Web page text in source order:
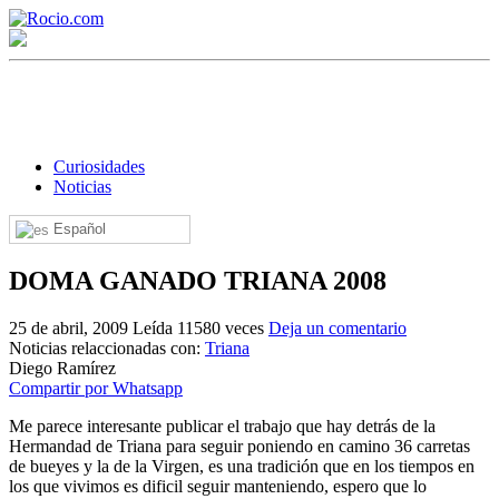
Curiosidades
Noticias
Español
DOMA GANADO TRIANA 2008
25 de abril, 2009 Leída 11580 veces Deja un comentario
Noticias relaccionadas con: Triana
Diego Ramírez
Compartir por Whatsapp
Me parece interesante publicar el trabajo que hay detrás de la
Hermandad de Triana para seguir poniendo en camino 36 carretas
de bueyes y la de la Virgen, es una tradición que en los tiempos en
los que vivimos es dificil seguir manteniendo, espero que lo
¡Bienvenido! Soy el asistente virtual de rocio.com.
¿En qué puedo ayudarte?
Historia de la Virgen del Rocío
¿Cuándo es la romería del Rocío?
¿Cuántas hermandades participan en la romería?
¿Cuándo se construyó la primera ermita?